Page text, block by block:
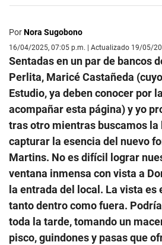
PorNora Sugobono
16/04/2025, 07:05 p.m. | Actualizado 19/05/
Sentadas en un par de bancos
Perlita, Maricé Castañeda
Estudio, ya deben conocer por
acompañar esta página) y yo
tras otro mientras buscamos la
capturar la esencia del nuevo
Martins. No es difícil lograr
ventana inmensa con vista a
la entrada del local. La vista
tanto dentro como fuera.
toda la tarde, tomando un
pisco, guindones y pasas que